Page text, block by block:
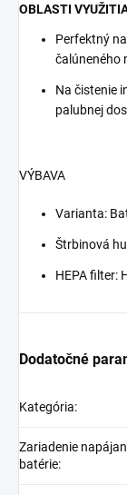
OBLASTI
Perfektný
čalúneného
Na čistenie
palubnej
VÝBAVA
Varianta:
Štrbinová
HEPA filter:
Dodatočné
Kategória:
Zariadenie
batérie: